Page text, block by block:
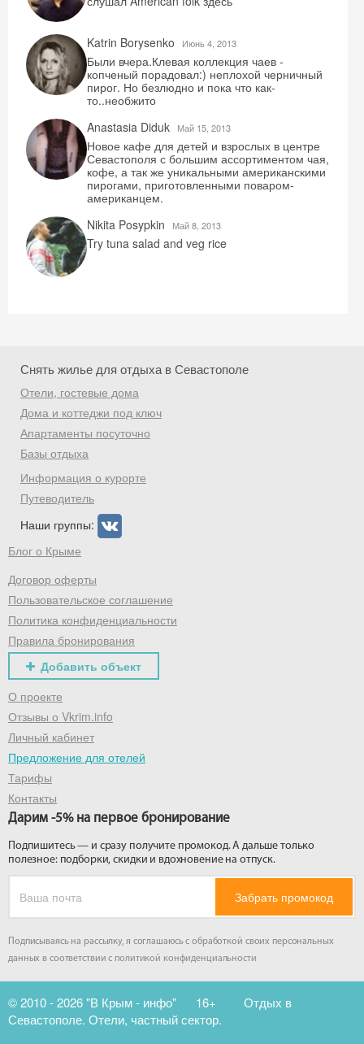
Katrin Borysenko Июнь 4, 2013
Были вчера.Клевая коллекция чаев -
копченый порадовал:) неплохой черничный
пирог. Но безлюдно и пока что как-
то..необжито
Anastasia Diduk
Май 15, 2013
Новое кафе для детей и взрослых в центре
Севастополя с большим ассортиментом чая,
кофе, а так же уникальными американскими
пирогами, приготовленными поваром-
американцем.
Nikita Posypkin
Май 8, 2013
Try tuna salad and veg rice
Снять жилье для отдыха в Севастополе
Отели, гостевые дома
Дома и коттеджи под ключ
Апартаменты посуточно
Базы отдыха
Информация о курорте
Путеводитель
Наши группы:
Блог о Крыме
Договор оферты
Пользовательское соглашение
Политика конфиденциальности
Правила бронирования
Добавить объект
О проекте
Отзывы о Vkrim.info
Личный кабинет
Предложение для отелей
Тарифы
Контакты
Дарим -5% на первое бронирование
Подпишитесь — и сразу получите промокод. А дальше только
полезное: подборки, скидки и вдохновение на отпуск.
Забрать промокод
Подписываясь на рассылку, я соглашаюсь с обработкой своих персональных
данных в соответствии с политикой конфиденциальности
© 2010 - 2026 "В Крым - инфо" 16+
Отдых в
Севастополе. Отели, частный сектор.